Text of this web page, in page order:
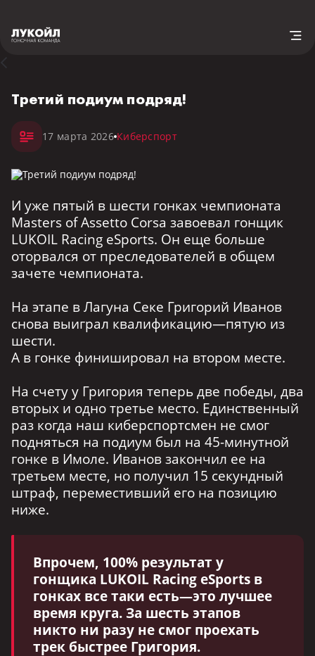
Третий подиум подряд!
17 марта 2026 Киберспорт
И уже пятый в шести гонках чемпионата
Masters of Assetto Corsa завоевал гонщик
LUKOIL Racing eSports. Он еще больше
оторвался от преследователей в общем
зачете чемпионата.
На этапе в Лагуна Секе Григорий Иванов
снова выиграл квалификацию—пятую из
шести.
А в гонке финишировал на втором месте.
На счету у Григория теперь две победы, два
вторых и одно третье место. Единственный
раз когда наш киберспортсмен не смог
подняться на подиум был на 45-минутной
гонке в Имоле. Иванов закончил ее на
третьем месте, но получил 15 секундный
штраф, переместивший его на позицию
ниже.
Впрочем, 100% результат у
гонщика LUKOIL Racing eSports в
гонках все таки есть—это лучшее
время круга. За шесть этапов
никто ни разу не смог проехать
трек быстрее Григория.